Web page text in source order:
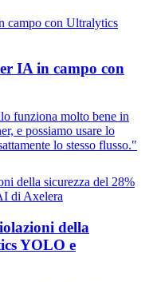
IA in campo con
funziona molto bene in
e possiamo usare lo
lo stesso flusso."
della
YOLO e